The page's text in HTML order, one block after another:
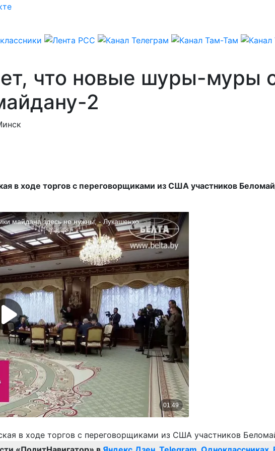
что новые шуры-муры
2
в ходе торгов с переговорщиками из США участников